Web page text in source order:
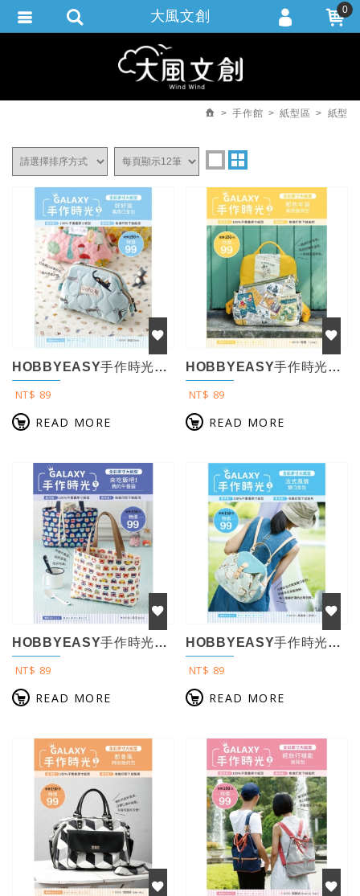
手作館 紙型區 紙型
HOBBYEASY手作時光no.9 全彩原寸大紙型×完整教學講義：好好裝萬用口金...
NT$ 89
READ MORE
HOBBYEASY手作時光no.8 全彩原寸大紙型×完整教學講義：那些年袋兩用後...
NT$ 89
READ MORE
HOBBYEASY手作時光no.7 全彩原寸大紙型×完整教學講義：來吃飯吧！我的...
NT$ 89
READ MORE
HOBBYEASY手作時光no.4 全彩原寸大紙型×完整教學講義：法式風情雙口金...
NT$ 89
READ MORE
大風文創 0
會員登入
會員註冊
忘記密碼
追蹤清單
繁體中文